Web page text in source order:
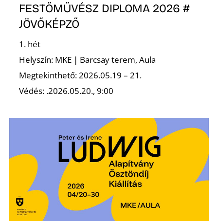
FESTŐMŰVÉSZ DIPLOMA 2026 #
JÖVŐKÉPZŐ
1. hét
Helyszín: MKE | Barcsay terem, Aula
Megtekinthető: 2026.05.19 – 21.
Védés: .2026.05.20., 9:00